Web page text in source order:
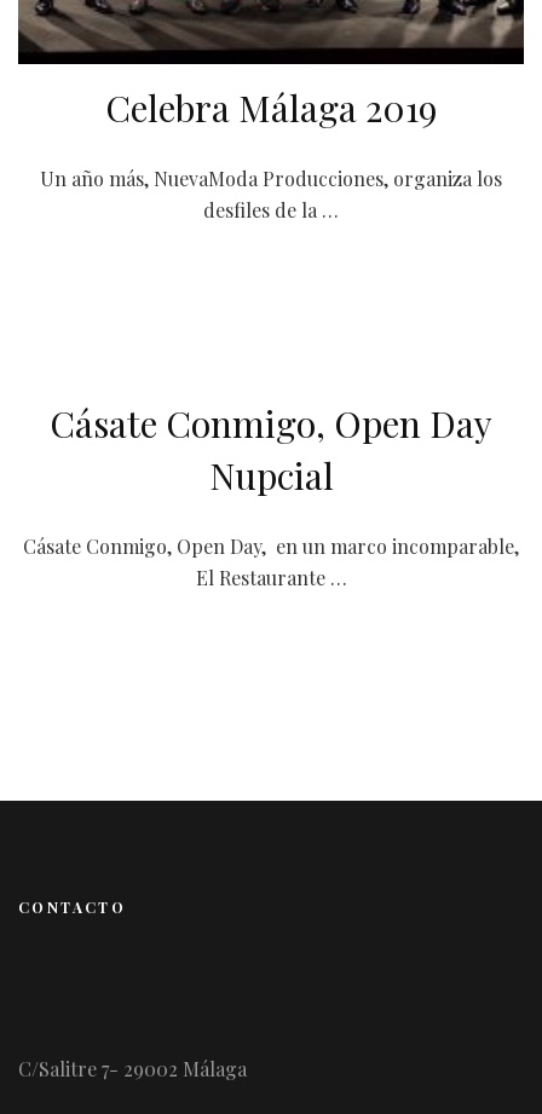
Celebra Málaga 2019
Un año más, NuevaModa Producciones, organiza los
desfiles de la …
Cásate Conmigo, Open Day
Nupcial
Cásate Conmigo, Open Day, en un marco incomparable,
El Restaurante …
CONTACTO
C/Salitre 7- 29002 Málaga